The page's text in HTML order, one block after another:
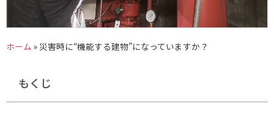
ホーム » 災害時に“機能する建物”になっていますか？
もくじ